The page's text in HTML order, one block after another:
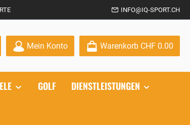
INFO@IQ-SPORT.CH
hast 0 Produkte auf dem Merkzettel
Mein Konto Warenkorb CHF 0.00
GOLF DIENSTLEISTUNGEN